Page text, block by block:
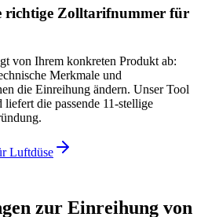
richtige Zolltarifnummer für
von Ihrem konkreten Produkt ab:
Merkmale und
die Einreihung ändern. Unser Tool
die passende 11-stellige
Luftdüse
zur Einreihung von